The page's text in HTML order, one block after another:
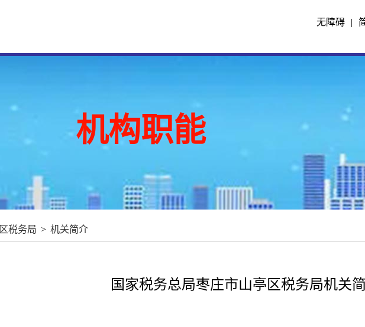
|
无障碍
机构职能
区税务局 > 机关简介
国家税务总局枣庄市山亭区税务局机关